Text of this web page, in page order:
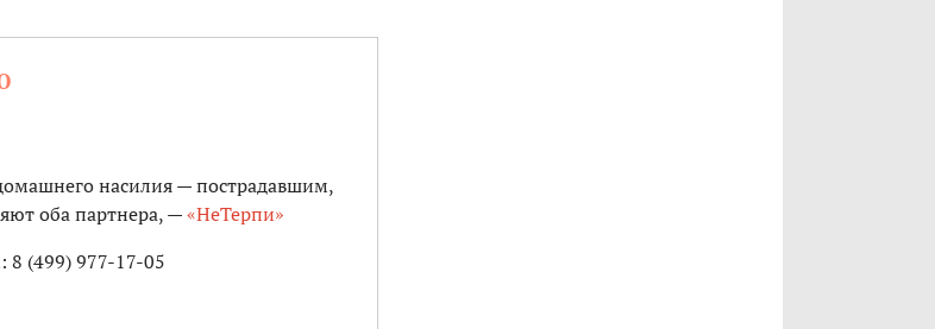
насилия — пострадавшим,
оба партнера, —«НеТерпи»
(499) 977-17-05